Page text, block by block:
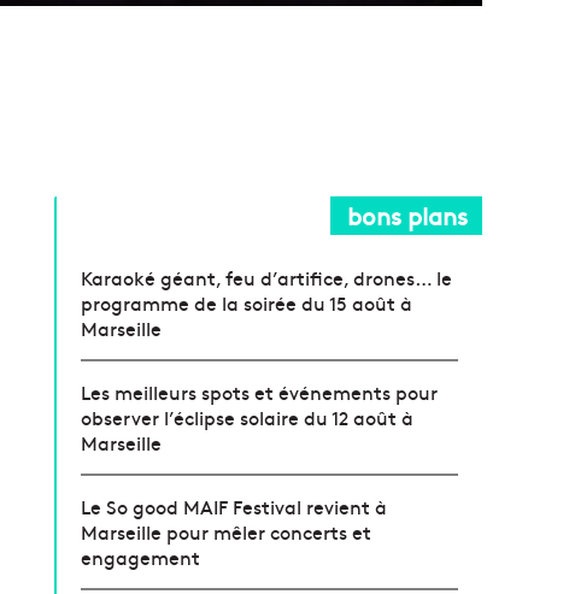
bons plans
Karaoké géant, feu d’artifice, drones… le
programme de la soirée du 15 août à
Marseille
Les meilleurs spots et événements pour
observer l’éclipse solaire du 12 août à
Marseille
Le So good MAIF Festival revient à
Marseille pour mêler concerts et
engagement